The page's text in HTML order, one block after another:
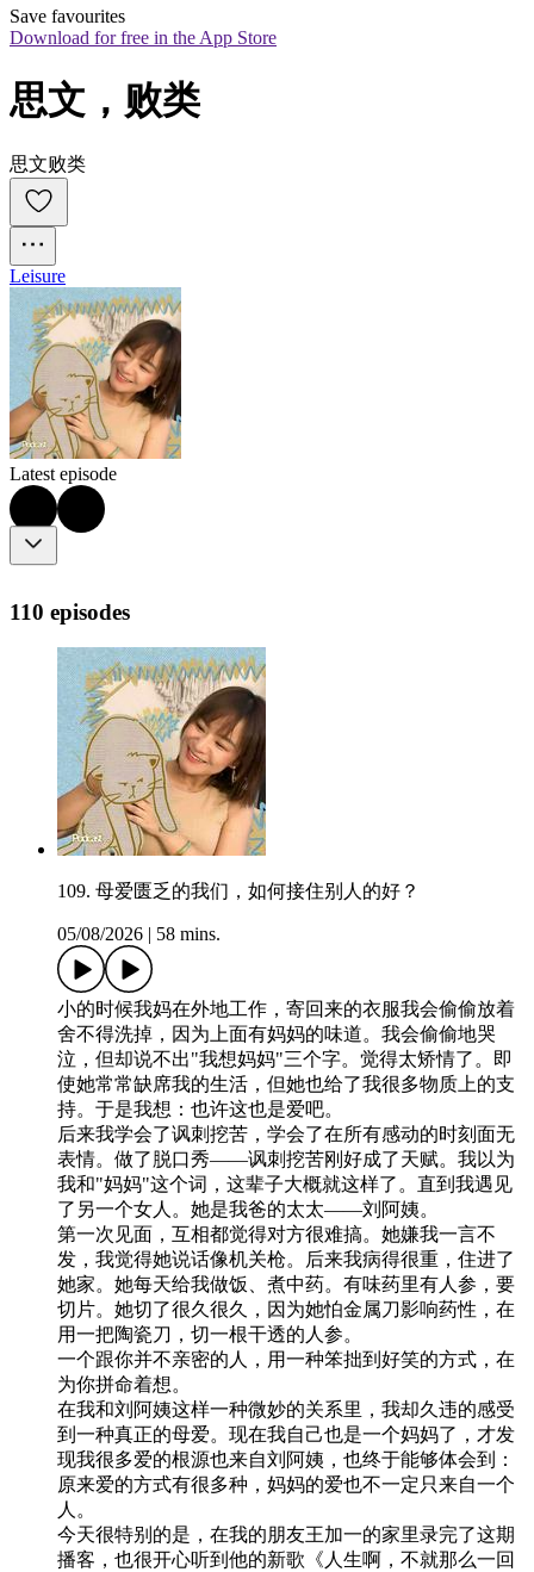
Save favourites
Download for free in the App Store
思文，败类
思文败类
Leisure
Latest episode
110 episodes
109. 母爱匮乏的我们，如何接住别人的好？
05/08/2026 58 mins.
小的时候我妈在外地工作，寄回来的衣服我会偷偷放着
舍不得洗掉，因为上面有妈妈的味道。我会偷偷地哭
泣，但却说不出"我想妈妈"三个字。觉得太矫情了。即
使她常常缺席我的生活，但她也给了我很多物质上的支
持。于是我想：也许这也是爱吧。
后来我学会了讽刺挖苦，学会了在所有感动的时刻面无
表情。做了脱口秀——讽刺挖苦刚好成了天赋。我以为
我和"妈妈"这个词，这辈子大概就这样了。直到我遇见
了另一个女人。她是我爸的太太——刘阿姨。
第一次见面，互相都觉得对方很难搞。她嫌我一言不
发，我觉得她说话像机关枪。后来我病得很重，住进了
她家。她每天给我做饭、煮中药。有味药里有人参，要
切片。她切了很久很久，因为她怕金属刀影响药性，在
用一把陶瓷刀，切一根干透的人参。
一个跟你并不亲密的人，用一种笨拙到好笑的方式，在
为你拼命着想。
在我和刘阿姨这样一种微妙的关系里，我却久违的感受
到一种真正的母爱。现在我自己也是一个妈妈了，才发
现我很多爱的根源也来自刘阿姨，也终于能够体会到：
原来爱的方式有很多种，妈妈的爱也不一定只来自一个
人。
今天很特别的是，在我的朋友王加一的家里录完了这期
播客，也很开心听到他的新歌《人生啊，不就那么一回